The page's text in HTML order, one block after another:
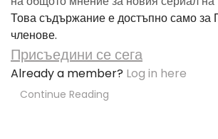
Това съдържание е достъпно само за
членове.
Присъедини се сега
Already a member? Log in here
Continue Reading